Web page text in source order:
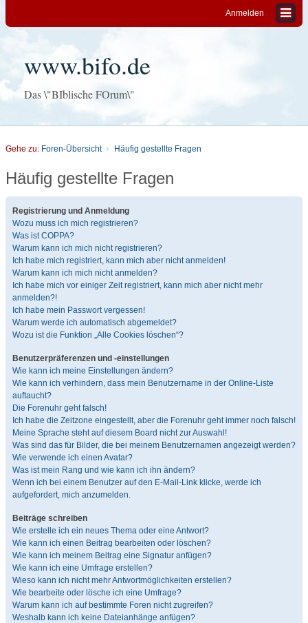
Anmelden
www.bifo.de
Das \"BIblische FOrum\"
Gehe zu: Foren-Übersicht Häufig gestellte Fragen
Häufig gestellte Fragen
Registrierung und Anmeldung
Wozu muss ich mich registrieren?
Was ist COPPA?
Warum kann ich mich nicht registrieren?
Ich habe mich registriert, kann mich aber nicht anmelden!
Warum kann ich mich nicht anmelden?
Ich habe mich vor einiger Zeit registriert, kann mich aber nicht mehr
anmelden?!
Ich habe mein Passwort vergessen!
Warum werde ich automatisch abgemeldet?
Wozu ist die Funktion „Alle Cookies löschen“?
Benutzerpräferenzen und -einstellungen
Wie kann ich meine Einstellungen ändern?
Wie kann ich verhindern, dass mein Benutzername in der Online-Liste
auftaucht?
Die Forenuhr geht falsch!
Ich habe die Zeitzone eingestellt, aber die Forenuhr geht immer noch falsch!
Meine Sprache steht auf diesem Board nicht zur Auswahl!
Was sind das für Bilder, die bei meinem Benutzernamen angezeigt werden?
Wie verwende ich einen Avatar?
Was ist mein Rang und wie kann ich ihn ändern?
Wenn ich bei einem Benutzer auf den E-Mail-Link klicke, werde ich
aufgefordert, mich anzumelden.
Beiträge schreiben
Wie erstelle ich ein neues Thema oder eine Antwort?
Wie kann ich einen Beitrag bearbeiten oder löschen?
Wie kann ich meinem Beitrag eine Signatur anfügen?
Wie kann ich eine Umfrage erstellen?
Wieso kann ich nicht mehr Antwortmöglichkeiten erstellen?
Wie bearbeite oder lösche ich eine Umfrage?
Warum kann ich auf bestimmte Foren nicht zugreifen?
Weshalb kann ich keine Dateianhänge anfügen?